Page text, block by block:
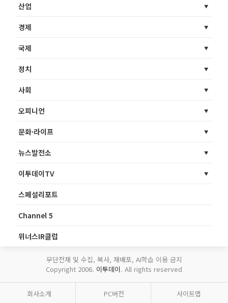
산업
경제
국제
정치
사회
오피니언
문화·라이프
뉴스발전소
이투데이TV
스페셜리포트
Channel 5
위너스IR클럽
무단전재 및 수집, 복사, 재배포, AI학습 이용 금지
Copyright 2006. 이투데이. All rights reserved
회사소개 PC버전 사이트맵